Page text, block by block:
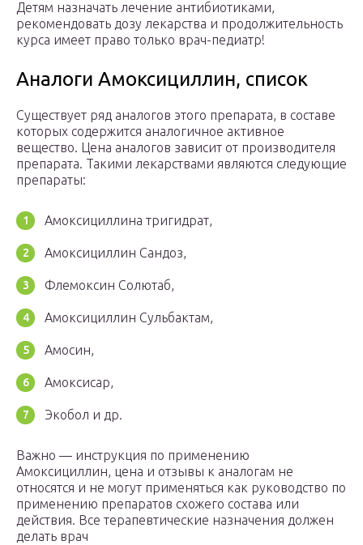
Детям назначать лечение антибиотиками,
рекомендовать дозу лекарства и продолжительность
курса имеет право только врач-педиатр!
Аналоги Амоксициллин, список
Существует ряд аналогов этого препарата, в составе
которых содержится аналогичное активное
вещество. Цена аналогов зависит от производителя
препарата. Такими лекарствами являются следующие
препараты:
Амоксициллина тригидрат,
Амоксициллин Сандоз,
Флемоксин Солютаб,
Амоксициллин Сульбактам,
Амосин,
Амоксисар,
Экобол и др.
Важно — инструкция по применению
Амоксициллин, цена и отзывы к аналогам не
относятся и не могут применяться как руководство по
применению препаратов схожего состава или
действия. Все терапевтические назначения должен
делать врач